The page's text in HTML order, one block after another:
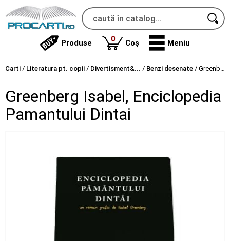
Produse 0produse
Coș Meniu
Carti / Literatura pt. copii / Divertisment&... / Benzi desenate / Greenberg Isabel, Enciclopedia Pamantului Dintai
Greenberg Isabel, Enciclopedia
Pamantului Dintai